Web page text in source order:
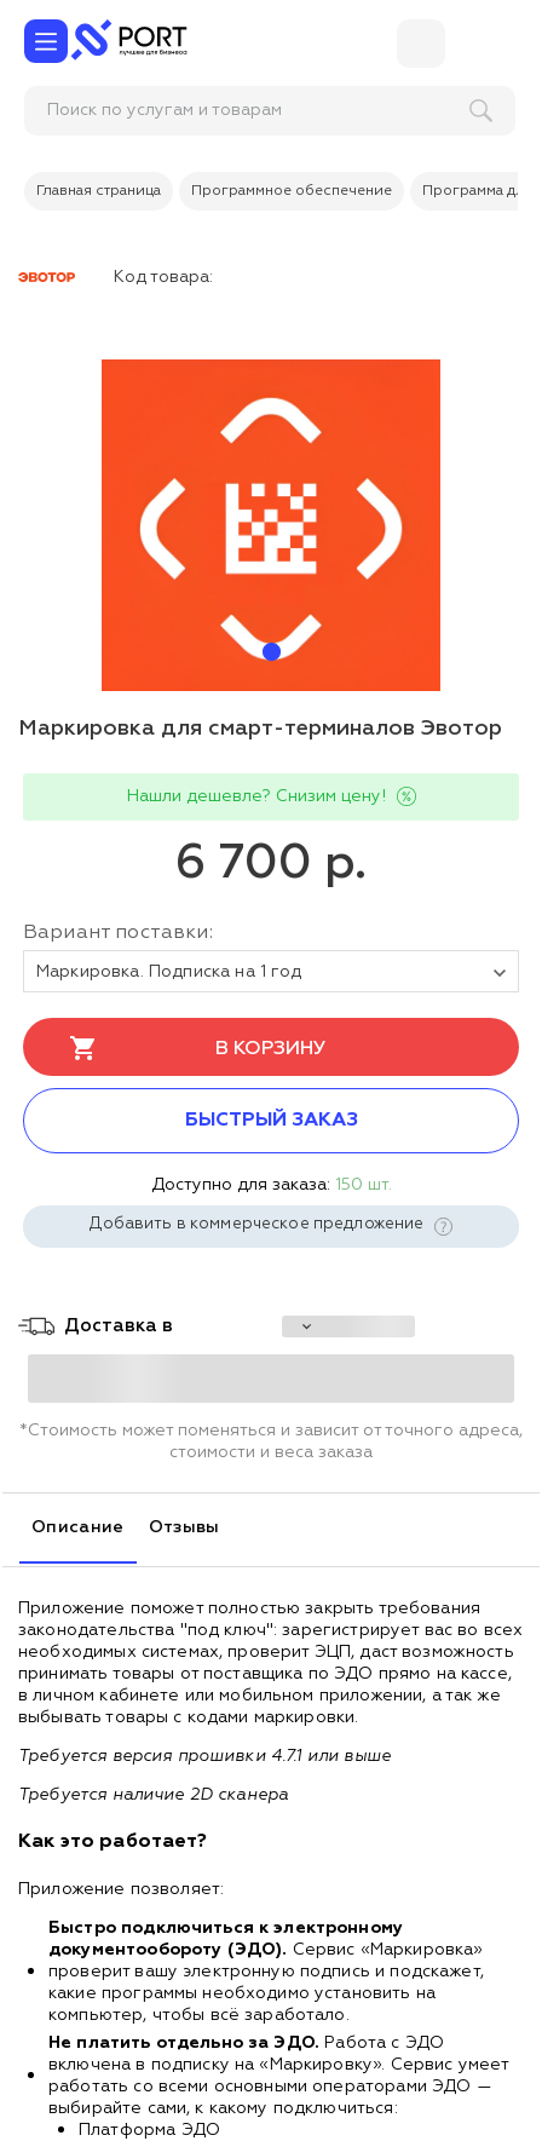
Поиск по услугам и товарам
Главная страница Программное обеспечение Программа для
Код товара:
Маркировка для смарт-терминалов Эвотор
Нашли дешевле? Снизим цену!
6 700 р.
Вариант поставки:
Маркировка. Подписка на 1 год
В КОРЗИНУ
БЫСТРЫЙ ЗАКАЗ
Доступно для заказа: 150 шт.
Добавить в коммерческое предложение
Доставка в
*Стоимость может поменяться и зависит от точного адреса,
стоимости и веса заказа
Описание Отзывы
Приложение поможет полностью закрыть требования
законодательства "под ключ": зарегистрирует вас во всех
необходимых системах, проверит ЭЦП, даст возможность
принимать товары от поставщика по ЭДО прямо на кассе,
в личном кабинете или мобильном приложении, а так же
выбывать товары с кодами маркировки.
Требуется версия прошивки 4.7.1 или выше
Требуется наличие 2D сканера
Как это работает?
Приложение позволяет:
Быстро подключиться к электронному
документообороту (ЭДО). Сервис «Маркировка»
проверит вашу электронную подпись и подскажет,
какие программы необходимо установить на
компьютер, чтобы всё заработало.
Не платить отдельно за ЭДО. Работа с ЭДО
включена в подписку на «Маркировку». Сервис умеет
работать со всеми основными операторами ЭДО —
выбирайте сами, к какому подключиться:
Платформа ЭДО